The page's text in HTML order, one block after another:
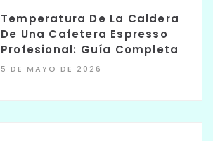
Temperatura De La Caldera
De Una Cafetera Espresso
Profesional: Guía Completa
5 DE MAYO DE 2026